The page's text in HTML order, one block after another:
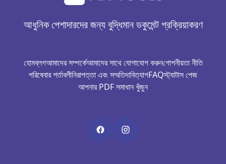
আধুনিক পেশাদারদের জন্য বুদ্ধিমান ডকুমেন্ট প্রক্রিয়াকরণ
হোমব্লগআমাদের সম্পর্কেআমাদের সাথে যোগাযোগ করুনগোপনীয়তা নীতি
পরিষেবার শর্তাবলীনিরাপত্তা এবং সম্মতিদাবিত্যাগFAQস্ট্যাটাস পেজ
আপনার PDF সমাধান খুঁজুন